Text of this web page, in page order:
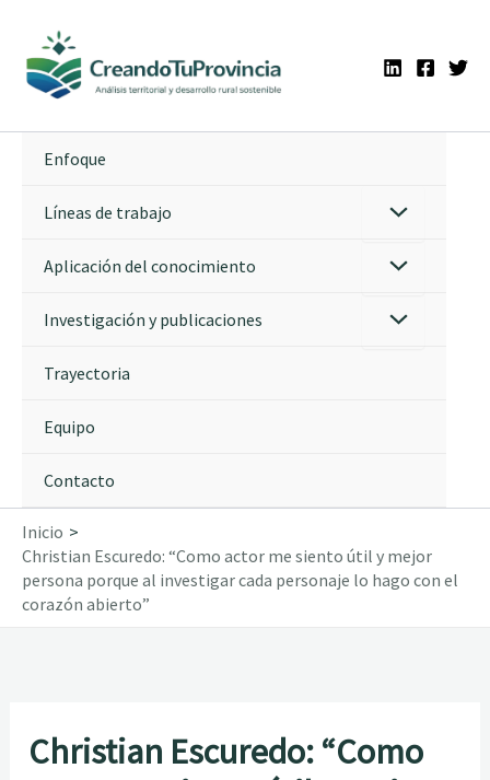
contenido
Enfoque
Líneas de trabajo
Aplicación del conocimiento
Investigación y publicaciones
Trayectoria
Equipo
Contacto
Inicio
Christian Escuredo: “Como actor me siento útil y mejor
persona porque al investigar cada personaje lo hago con el
corazón abierto”
Christian Escuredo: “Como